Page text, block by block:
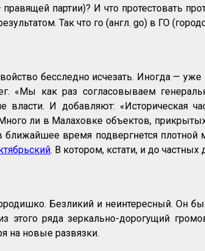
партии)? И что протестовать
Так что го (англ. go) в ГО
бесследно исчезать. Иногда — уже
«Мы как раз согласовываем
И добавляют: «Историческая
ли в Малаховке объектов,
время подвергнется плотной
. В котором, кстати, и до
Безликий и неинтересный. Он
ряда зеркально-дорогущий
на новые развязки.